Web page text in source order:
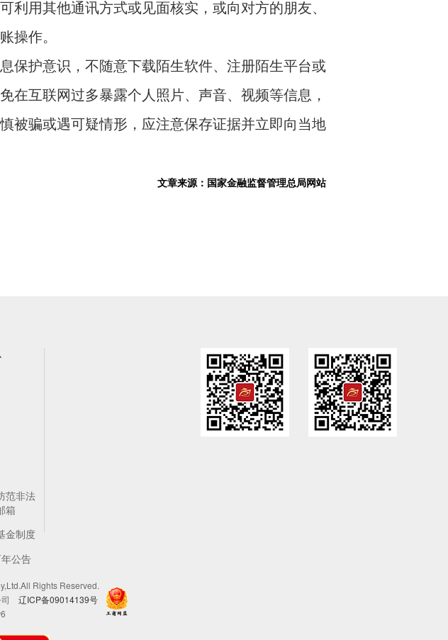
用其他通讯方式或见面核实，或向对方的朋友、
操作。
保护意识，不随意下载陌生软件、注册陌生平台或
在互联网过多暴露个人照片、声音、视频等信息，
被骗或遇可疑情形，应注意保存证据并立即向当地
文章来源：国家金融监督管理总局网站
范非法
箱
金制度
公告
Rights Reserved.
司 辽ICP备09014139号